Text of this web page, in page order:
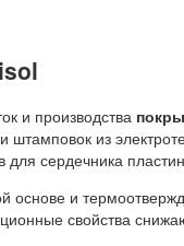
и производства
штамповок из
сердечника
основе и
свойства